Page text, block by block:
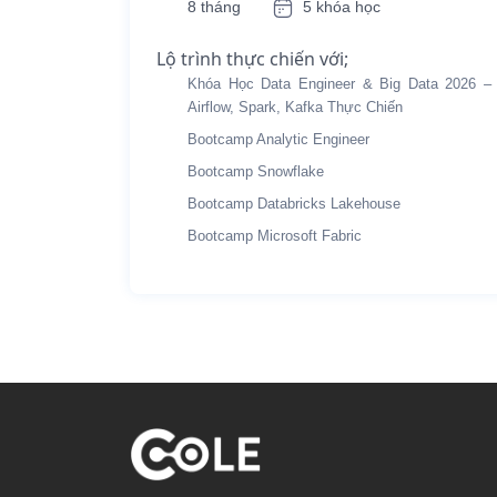
8 tháng 5 khóa học
Lộ trình thực chiến với;
Khóa Học Data Engineer & Big Data 2026 –
Airflow, Spark, Kafka Thực Chiến
Bootcamp Analytic Engineer
Bootcamp Snowflake
Bootcamp Databricks Lakehouse
Bootcamp Microsoft Fabric